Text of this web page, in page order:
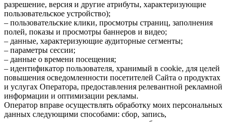
разрешение, версия и другие атрибуты, характеризующие
пользовательское устройство);
– пользовательские клики, просмотры страниц, заполнения
полей, показы и просмотры баннеров и видео;
– данные, характеризующие аудиторные сегменты;
– параметры сессии;
– данные о времени посещения;
– идентификатор пользователя, хранимый в cookie, для целей
повышения осведомленности посетителей Сайта о продуктах
и услугах Оператора, предоставления релевантной рекламной
информации и оптимизации рекламы.
Оператор вправе осуществлять обработку моих персональных
данных следующими способами: сбор, запись,